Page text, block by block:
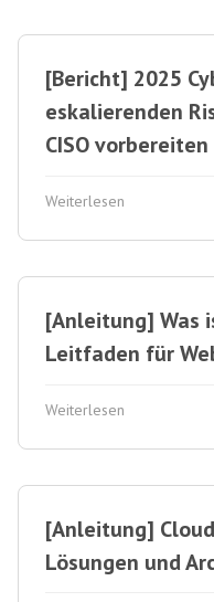
[Bericht] 2025
eskalierenden
CISO vorbereiten
Weiterlesen
[Anleitung] Was
Leitfaden für
Weiterlesen
[Anleitung]
Lösungen und